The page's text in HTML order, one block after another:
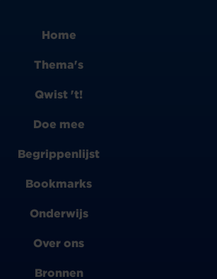
Home
Thema's
Qwist 't!
Doe mee
Begrippenlijst
Bookmarks
Onderwijs
Over ons
Bronnen